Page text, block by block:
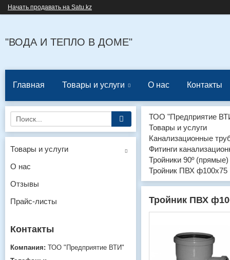
Начать продавать на Satu.kz
"ВОДА И ТЕПЛО В ДОМЕ"
Главная Товары и услуги О нас Контакты
ТОО "Предприятие
Товары и услуги
Канализационные
Фитинги
Тройники 90º
Тройник ПВХ ф100х75
Тройник ПВХ
Товары и услуги
О нас
Отзывы
Прайс-листы
ТОО "Предприятие ВТИ"